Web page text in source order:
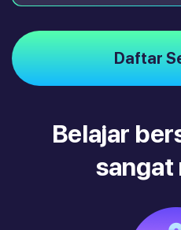
Daftar
Belajar
sangat